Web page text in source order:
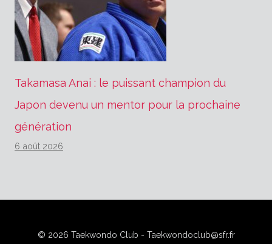
Takamasa Anai : le puissant champion du
Japon devenu un mentor pour la prochaine
génération
6 août 2026
© 2026 Taekwondo Club - Taekwondoclub@sfr.fr